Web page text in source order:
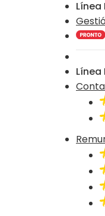
Línea
Línea